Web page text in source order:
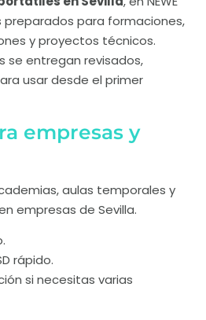
para formaciones,
y proyectos técnicos.
se entregan revisados,
usar desde el primer
empresas y
aulas temporales y
empresas de Sevilla.
rápido.
si necesitas varias